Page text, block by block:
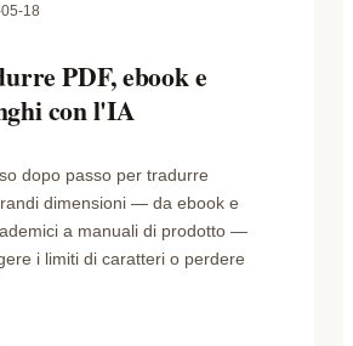
18
PDF, ebook e
con l'IA
dopo passo per tradurre
dimensioni — da ebook e
a manuali di prodotto —
i limiti di caratteri o perdere